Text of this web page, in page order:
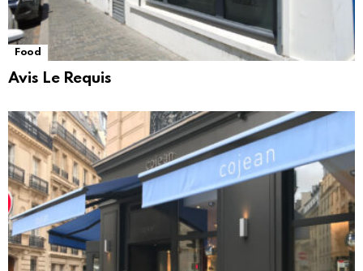
Food
Avis Le Requis